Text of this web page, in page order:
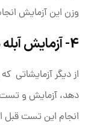
وزن این آزمایش
4- آزمایش آبله مرغان :
از دیگر آزمایشاتی
دهد، آزمایش و تست
انجام این تست قبل